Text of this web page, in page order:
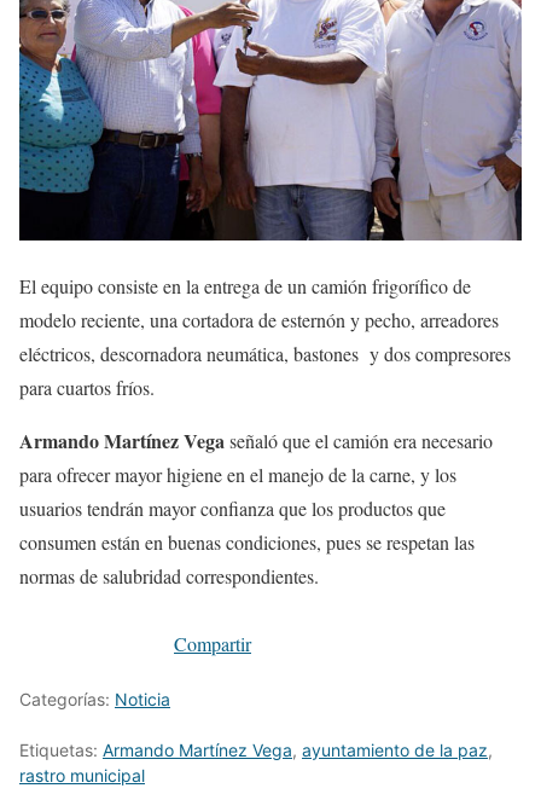
El equipo consiste en la entrega de un camión frigorífico de
modelo reciente, una cortadora de esternón y pecho, arreadores
eléctricos, descornadora neumática, bastones y dos compresores
para cuartos fríos.
Armando Martínez Vegaseñaló que el camión era necesario
para ofrecer mayor higiene en el manejo de la carne, y los
usuarios tendrán mayor confianza que los productos que
consumen están en buenas condiciones, pues se respetan las
normas de salubridad correspondientes.
Compartir
Categorías: Noticia
Etiquetas: Armando Martínez Vega, ayuntamiento de la paz,
rastro municipal